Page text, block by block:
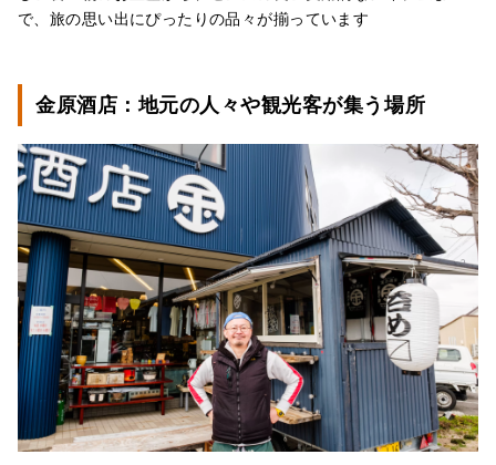
で、旅の思い出にぴったりの品々が揃っています
金原酒店：地元の人々や観光客が集う場所